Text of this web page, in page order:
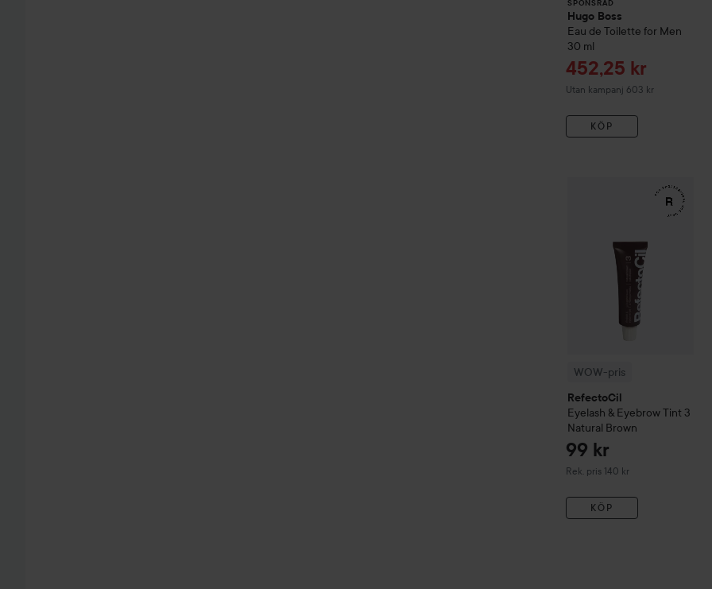
SPONSRAD
Hugo Boss
Eau de Toilette for Men
30 ml
Reapris
452,25 kr
Utan kampanj 603 kr
KÖP
WOW-pris
RefectoCil
Eyelash & Eyebrow Tint 3
Natural Brown
99 kr
Rek. pris 140 kr
Rekommenderat pris 140 kr
KÖP
RefectoCil